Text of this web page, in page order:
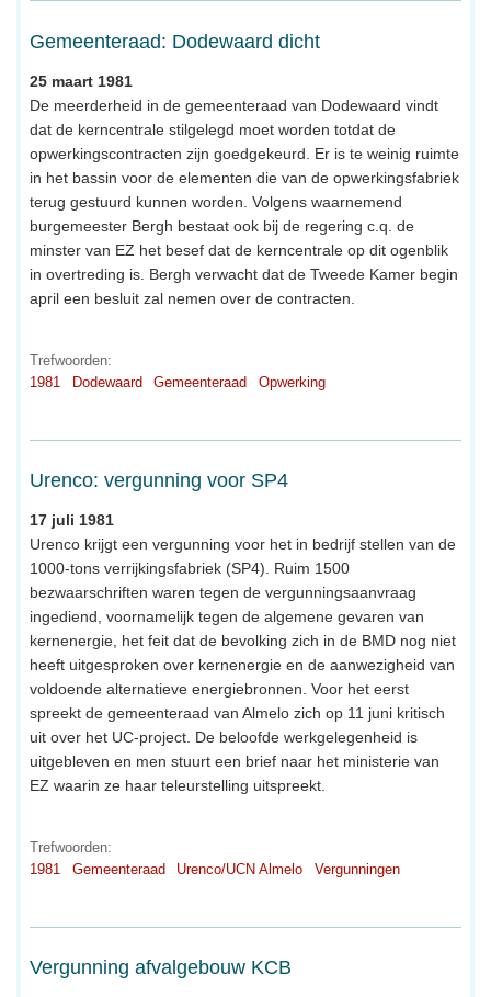
Gemeenteraad: Dodewaard dicht
25 maart 1981
De meerderheid in de gemeenteraad van Dodewaard vindt
dat de kerncentrale stilgelegd moet worden totdat de
opwerkingscontracten zijn goedgekeurd. Er is te weinig ruimte
in het bassin voor de elementen die van de opwerkingsfabriek
terug gestuurd kunnen worden. Volgens waarnemend
burgemeester Bergh bestaat ook bij de regering c.q. de
minster van EZ het besef dat de kerncentrale op dit ogenblik
in overtreding is. Bergh verwacht dat de Tweede Kamer begin
april een besluit zal nemen over de contracten.
Trefwoorden:
1981
Dodewaard Gemeenteraad Opwerking
Urenco: vergunning voor SP4
17 juli 1981
Urenco krijgt een vergunning voor het in bedrijf stellen van de
1000-tons verrijkingsfabriek (SP4). Ruim 1500
bezwaarschriften waren tegen de vergunningsaanvraag
ingediend, voornamelijk tegen de algemene gevaren van
kernenergie, het feit dat de bevolking zich in de BMD nog niet
heeft uitgesproken over kernenergie en de aanwezigheid van
voldoende alternatieve energiebronnen. Voor het eerst
spreekt de gemeenteraad van Almelo zich op 11 juni kritisch
uit over het UC-project. De beloofde werkgelegenheid is
uitgebleven en men stuurt een brief naar het ministerie van
EZ waarin ze haar teleurstelling uitspreekt.
Trefwoorden:
1981
Gemeenteraad Urenco/UCN Almelo Vergunningen
Vergunning afvalgebouw KCB